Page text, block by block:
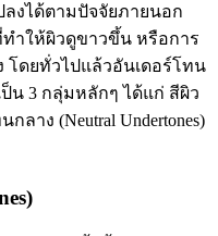
งได้ตามปัจจัยภายนอก
ำให้ผิวดูขาวขึ้น หรือการ
ดยทั่วไปแล้วอันเดอร์โทน
น 3 กลุ่มหลักๆ ได้แก่ สีผิว
ลาง (Neutral Undertones)